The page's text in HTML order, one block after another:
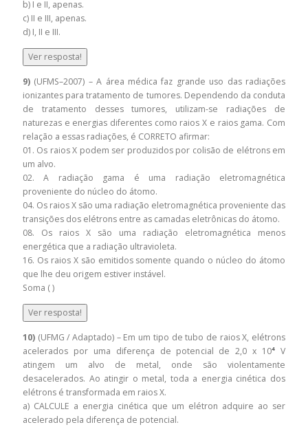
b) I e II, apenas.
c) II e III, apenas.
d) I, II e III.
Ver resposta!
9) (UFMS–2007) – A área médica faz grande uso das radiações
ionizantes para tratamento de tumores. Dependendo da conduta
de tratamento desses tumores, utilizam-se radiações de
naturezas e energias diferentes como raios X e raios gama. Com
relação a essas radiações, é CORRETO afirmar:
01. Os raios X podem ser produzidos por colisão de elétrons em
um alvo.
02. A radiação gama é uma radiação eletromagnética
proveniente do núcleo do átomo.
04. Os raios X são uma radiação eletromagnética proveniente das
transições dos elétrons entre as camadas eletrônicas do átomo.
08. Os raios X são uma radiação eletromagnética menos
energética que a radiação ultravioleta.
16. Os raios X são emitidos somente quando o núcleo do átomo
que lhe deu origem estiver instável.
Soma ( )
Ver resposta!
10) (UFMG / Adaptado) – Em um tipo de tubo de raios X, elétrons
acelerados por uma diferença de potencial de 2,0 x 10⁴ V
atingem um alvo de metal, onde são violentamente
desacelerados. Ao atingir o metal, toda a energia cinética dos
elétrons é transformada em raios X.
a) CALCULE a energia cinética que um elétron adquire ao ser
acelerado pela diferença de potencial.